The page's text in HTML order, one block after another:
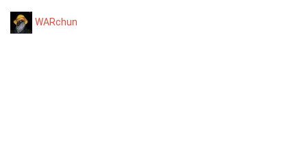
WARchun